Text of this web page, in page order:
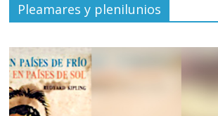
Pleamares y plenilunios